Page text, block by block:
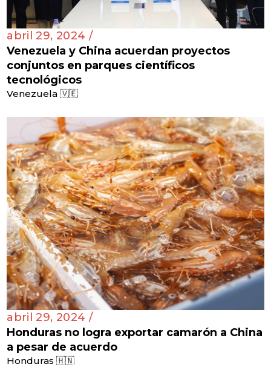
abril 29, 2024 /
Venezuela y China acuerdan proyectos
conjuntos en parques científicos
tecnológicos
Venezuela 🇻🇪
abril 29, 2024 /
Honduras no logra exportar camarón a China
a pesar de acuerdo
Honduras 🇭🇳